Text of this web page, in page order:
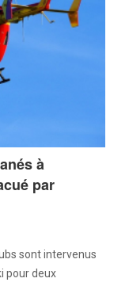
à
par
sont intervenus
pour deux